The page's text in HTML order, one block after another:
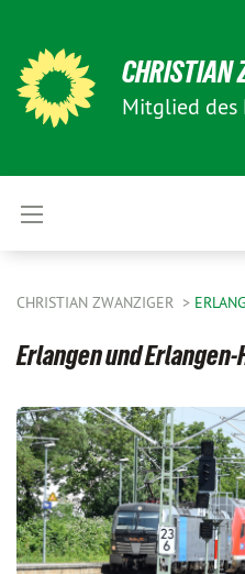
CHRISTIAN
Mitglied des
CHRISTIAN ZWANZIGER
Erlangen und